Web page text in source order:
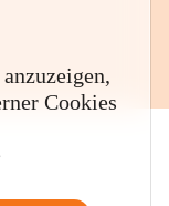
Cookies